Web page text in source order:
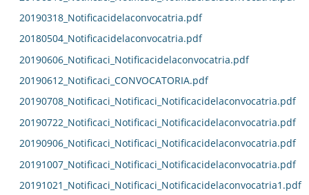
20190318_Notificacidelaconvocatria.pdf
20180504_Notificacidelaconvocatria.pdf
20190606_Notificaci_Notificacidelaconvocatria.pdf
20190612_Notificaci_CONVOCATORIA.pdf
20190708_Notificaci_Notificaci_Notificacidelaconvocatria.pdf
20190722_Notificaci_Notificaci_Notificacidelaconvocatria.pdf
20190906_Notificaci_Notificaci_Notificacidelaconvocatria.pdf
20191007_Notificaci_Notificaci_Notificacidelaconvocatria.pdf
20191021_Notificaci_Notificaci_Notificacidelaconvocatria1.pdf